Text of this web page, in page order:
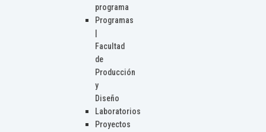
programa
Programas
Facultad
de
Producción
y
Diseño
Laboratorios
Proyectos